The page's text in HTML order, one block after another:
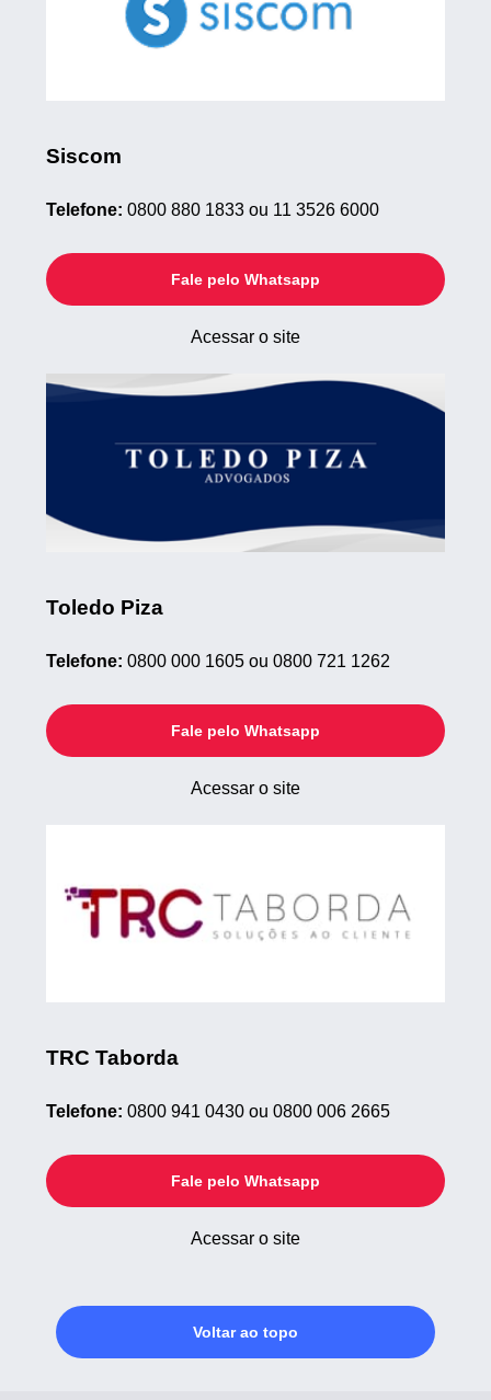
Siscom
Telefone: 0800 880 1833 ou 11 3526 6000
Fale pelo Whatsapp
Acessar o site
Toledo Piza
Telefone: 0800 000 1605 ou 0800 721 1262
Fale pelo Whatsapp
Acessar o site
TRC Taborda
Telefone: 0800 941 0430 ou 0800 006 2665
Fale pelo Whatsapp
Acessar o site
Voltar ao topo